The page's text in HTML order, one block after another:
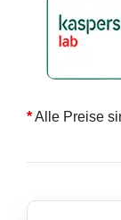
*Alle Preise